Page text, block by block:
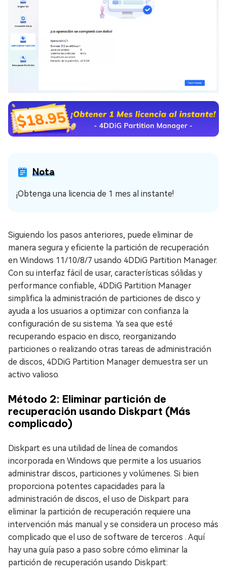
Nota
¡Obtenga una licencia de 1 mes al instante!
Siguiendo los pasos anteriores, puede eliminar de
manera segura y eficiente la partición de recuperación
en Windows 11/10/8/7 usando 4DDiG Partition Manager.
Con su interfaz fácil de usar, características sólidas y
performance confiable, 4DDiG Partition Manager
simplifica la administración de particiones de disco y
ayuda a los usuarios a optimizar con confianza la
configuración de su sistema. Ya sea que esté
recuperando espacio en disco, reorganizando
particiones o realizando otras tareas de administración
de discos, 4DDiG Partition Manager demuestra ser un
activo valioso.
Método 2: Eliminar partición de
recuperación usando Diskpart (Más
complicado)
Diskpart es una utilidad de línea de comandos
incorporada en Windows que permite a los usuarios
administrar discos, particiones y volúmenes. Si bien
proporciona potentes capacidades para la
administración de discos, el uso de Diskpart para
eliminar la partición de recuperación requiere una
intervención más manual y se considera un proceso más
complicado que el uso de software de terceros . Aquí
hay una guía paso a paso sobre cómo eliminar la
partición de recuperación usando Diskpart: